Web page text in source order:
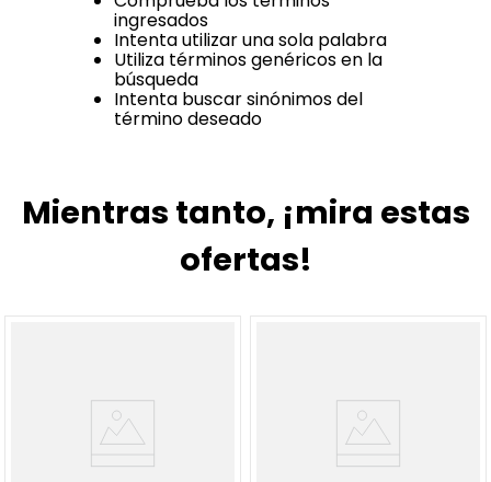
ingresados
Intenta utilizar una sola palabra
Utiliza términos genéricos en la
búsqueda
Intenta buscar sinónimos del
término deseado
Mientras tanto, ¡mira estas
ofertas!